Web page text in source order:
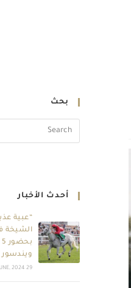
بحث
أحدث الأخبار
“عبية
الشيخة
ويندسور
29 JUNE, 2024